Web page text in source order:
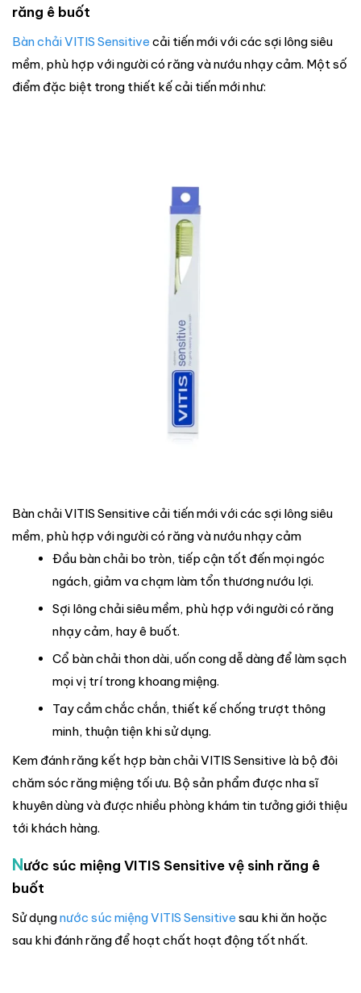
răng ê buốt
Bàn chải VITIS Sensitive cải tiến mới với các sợi lông siêu
mềm, phù hợp với người có răng và nướu nhạy cảm. Một số
điểm đặc biệt trong thiết kế cải tiến mới như:
Bàn chải VITIS Sensitive cải tiến mới với các sợi lông siêu
mềm, phù hợp với người có răng và nướu nhạy cảm
Đầu bàn chải bo tròn, tiếp cận tốt đến mọi ngóc
ngách, giảm va chạm làm tổn thương nướu lợi.
Sợi lông chải siêu mềm, phù hợp với người có răng
nhạy cảm, hay ê buốt.
Cổ bàn chải thon dài, uốn cong dễ dàng để làm sạch
mọi vị trí trong khoang miệng.
Tay cầm chắc chắn, thiết kế chống trượt thông
minh, thuận tiện khi sử dụng.
Kem đánh răng kết hợp bàn chải VITIS Sensitive là bộ đôi
chăm sóc răng miệng tối ưu. Bộ sản phẩm được nha sĩ
khuyên dùng và được nhiều phòng khám tin tưởng giới thiệu
tới khách hàng.
Nước súc miệng VITIS Sensitive vệ sinh răng ê
buốt
Sử dụngnước súc miệng VITIS Sensitive sau khi ăn hoặc
sau khi đánh răng để hoạt chất hoạt động tốt nhất.